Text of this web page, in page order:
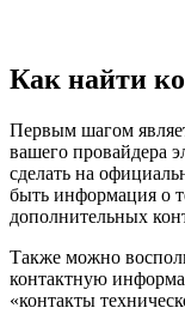
Как найти
Первым шагом
вашего провайдера
сделать на
быть информация о
дополнительных
Также можно
контактную
«контакты